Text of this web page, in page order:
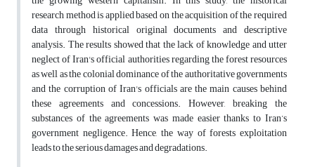
research method is applied based on the acquisition of the required
data through historical original documents and descriptive
analysis. The results showed that the lack of knowledge and utter
neglect of Iran's official authorities regarding the forest resources
as well as the colonial dominance of the authoritative governments
and the corruption of Iran's officials are the main causes behind
these agreements and concessions. However, breaking the
substances of the agreements was made easier thanks to Iran’s
government negligence. Hence, the way of forests exploitation
leads to the serious damages and degradations.